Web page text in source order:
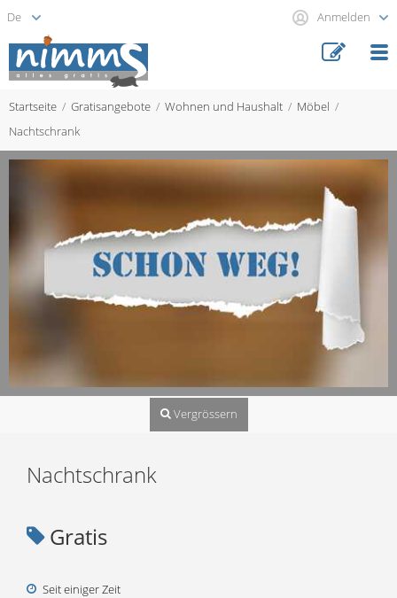
Anmelden
Startseite Gratisangebote Wohnen und Haushalt
Möbel
Nachtschrank
Vergrössern
Nachtschrank
Gratis
Seit einiger Zeit